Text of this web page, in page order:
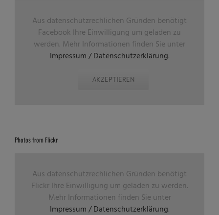
Aus datenschutzrechlichen Gründen benötigt
Facebook Ihre Einwilligung um geladen zu
werden. Mehr Informationen finden Sie unter
Impressum / Datenschutzerklärung.
AKZEPTIEREN
Photos from Flickr
Aus datenschutzrechlichen Gründen benötigt
Flickr Ihre Einwilligung um geladen zu werden.
Mehr Informationen finden Sie unter
Impressum / Datenschutzerklärung.